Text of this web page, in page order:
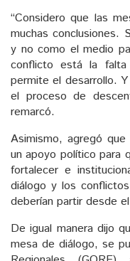
“Considero que las
muchas conclusiones.
y no como el medio
conflicto está la
permite el desarrollo.
el proceso de
remarcó.
Asimismo, agregó
un apoyo político para
fortalecer e
diálogo y los
deberían partir desde
De igual manera dijo
mesa de diálogo, se